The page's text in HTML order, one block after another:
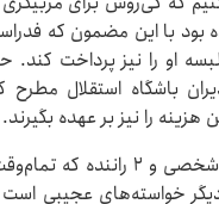
بود با این مضمون که
او را نیز پرداخت کند.
باشگاه استقلال مطرح
هزینه را نیز بر عهده بگیرند.
درخواستِ بادیگارد شخصی و ۲
خواسته‌های عجیبی است